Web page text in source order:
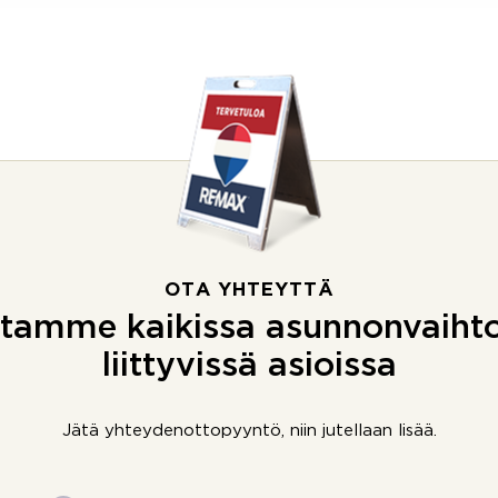
OTA YHTEYTTÄ
kaikissa
liittyvissä asioissa
Jätä yhteydenottopyyntö, niin jutellaan lisää.